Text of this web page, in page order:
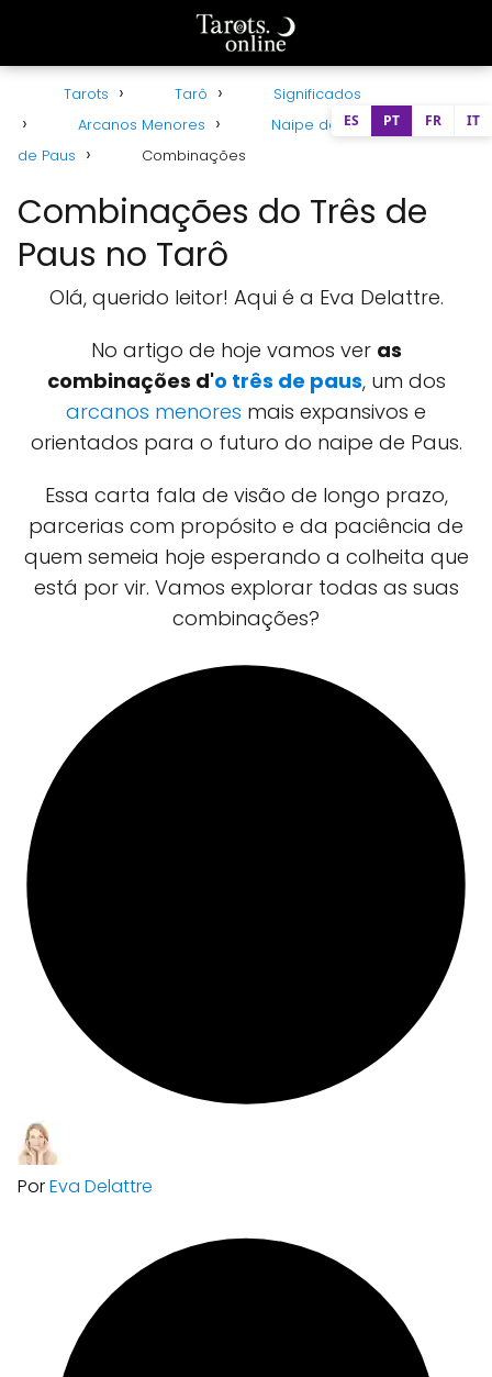
Tarots Tarô
Significados
Arcanos Menores
Naipe de Paus
Três
de Paus
Combinações
Combinações do Três de
Paus no Tarô
Olá, querido leitor! Aqui é a Eva Delattre.
No artigo de hoje vamos ver as
combinações d'o três de paus, um dos
arcanos menores mais expansivos e
orientados para o futuro do naipe de Paus.
Essa carta fala de visão de longo prazo,
parcerias com propósito e da paciência de
quem semeia hoje esperando a colheita que
está por vir. Vamos explorar todas as suas
combinações?
PorEva Delattre
ES PT FR IT